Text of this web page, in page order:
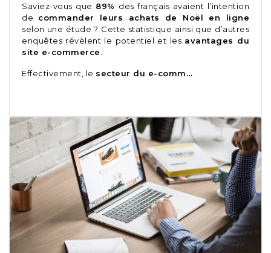
Saviez-vous que 89% des français avaient l’intention
de commander leurs achats de Noël en ligne
selon une étude ? Cette statistique ainsi que d’autres
enquêtes révèlent le potentiel et les avantages du
site e-commerce
Effectivement, le secteur du e-comm…